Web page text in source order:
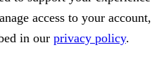
access to your account,
in our privacy policy.